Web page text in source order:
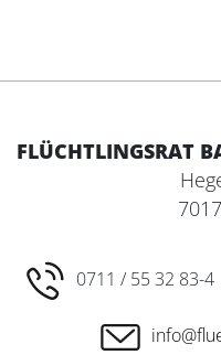
FLÜCHTLINGSRAT
0711 / 55 32 83-4